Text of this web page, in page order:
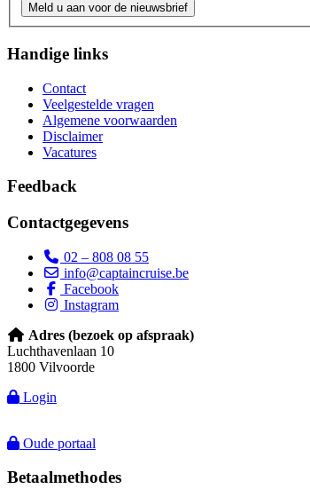
Meld u aan voor de nieuwsbrief
Handige links
Contact
Veelgestelde vragen
Algemene voorwaarden
Disclaimer
Vacatures
Feedback
Contactgegevens
02 – 808 08 55
info@captaincruise.be
Facebook
Instagram
Adres (bezoek op afspraak)
Luchthavenlaan 10
1800 Vilvoorde
Login
Oude portaal
Betaalmethodes